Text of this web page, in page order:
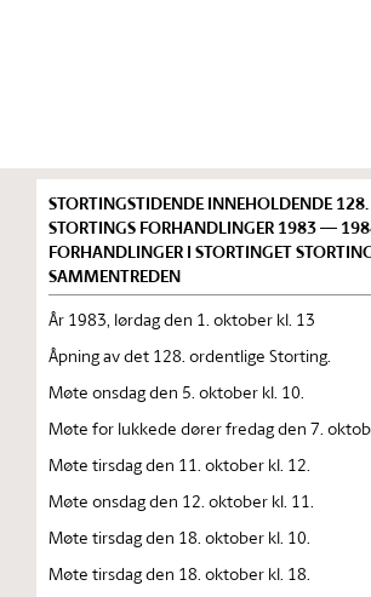
STORTINGSTIDENDE INNEHOLDENDE
STORTINGS FORHANDLINGER 1983 —
FORHANDLINGER I STORTINGET
SAMMENTREDEN
År 1983, lørdag den 1. oktober kl. 13
Åpning av det 128. ordentlige Storting.
Møte onsdag den 5. oktober kl. 10.
Møte for lukkede dører fredag den 7.
Møte tirsdag den 11. oktober kl. 12.
Møte onsdag den 12. oktober kl. 11.
Møte tirsdag den 18. oktober kl. 10.
Møte tirsdag den 18. oktober kl. 18.